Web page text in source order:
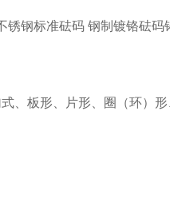
锈钢标准砝码 钢制镀铬砝码
、板形、片形、圈（环）